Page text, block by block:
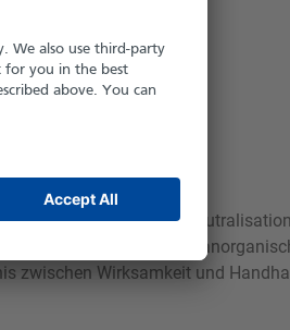
der Industrie als Ätz-,
Kalk, Rost und andere
zwischen Wirksamkeit und